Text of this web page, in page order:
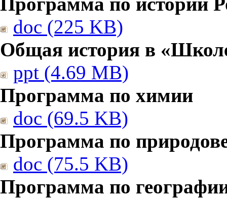
doc (225 KB)
Общая история в
ppt (4.69 MB)
Программа по химии
doc (69.5 KB)
Программа по
doc (75.5 KB)
Программа по